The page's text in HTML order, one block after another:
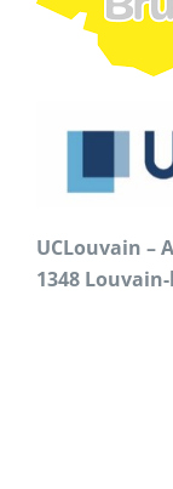
UCLouvain –
1348